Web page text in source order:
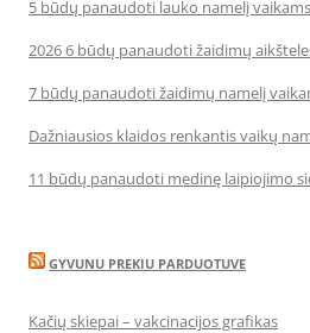
5 būdų panaudoti lauko namelį vaikams
2026 6 būdų panaudoti žaidimų
7 būdų panaudoti žaidimų namelį
Dažniausios klaidos renkantis vaikų
11 būdų panaudoti medinę laipiojimo
GYVUNU PREKIU PARDUOTUVE
Kačių skiepai – vakcinacijos grafikas